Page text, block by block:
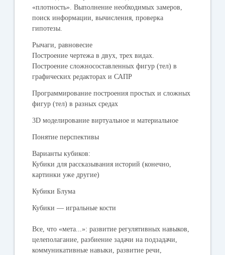
«плотность». Выполнение необходимых замеров,
поиск информации, вычисления, проверка
гипотезы.
Рычаги, равновесие
Построение чертежа в двух, трех видах.
Построение сложносоставленных фигур (тел) в
графических редакторах и САПР
Программирование построения простых и сложных
фигур (тел) в разных средах
3D моделирование виртуальное и материальное
Понятие перспективы
Варианты кубиков:
Кубики для рассказывания историй (конечно,
картинки уже другие)
Кубики Блума
Кубики — игральные кости
Все, что «мета...»: развитие регулятивных навыков,
целеполагание, разбиение задачи на подзадачи,
коммуникативные навыки, развитие речи,